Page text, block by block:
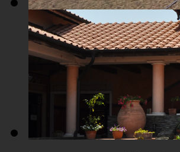
Плажа "Топољар" - Терени на песку